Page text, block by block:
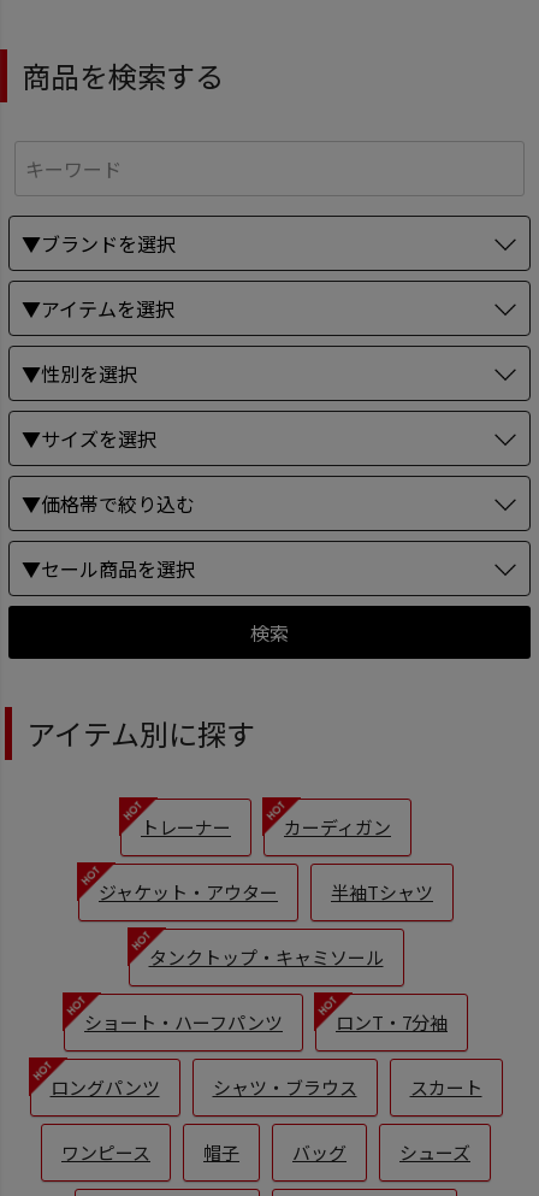
商品を検索する
▼ブランドを選択
▼アイテムを選択
▼性別を選択
▼サイズを選択
▼価格帯で絞り込む
▼セール商品を選択
検索
アイテム別に探す
トレーナー カーディガン
ジャケット・アウター 半袖Tシャツ
タンクトップ・キャミソール
ショート・ハーフパンツ ロンT・7分袖
ロングパンツ シャツ・ブラウス スカート
ワンピース 帽子 バッグ シューズ